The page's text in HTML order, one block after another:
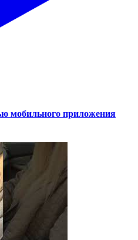
мобильного приложения